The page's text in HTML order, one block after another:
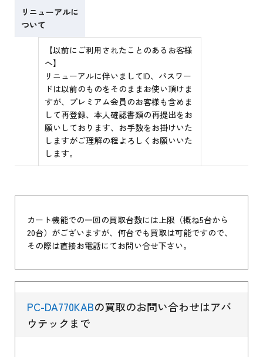
リニューアルに
ついて
【以前にご利用されたことのあるお客様
へ】
リニューアルに伴いましてID、パスワー
ドは以前のものをそのままお使い頂けま
すが、プレミアム会員のお客様も含めま
して再登録、本人確認書類の再提出をお
願いしております、お手数をお掛けいた
しますがご理解の程よろしくお願いいた
します。
カート機能での一回の買取台数には上限（概ね5台から
20台）がございますが、何台でも買取は可能ですので、
その際は直接お電話にてお問い合せ下さい。
PC-DA770KABの買取のお問い合わせはアバ
ウテックまで